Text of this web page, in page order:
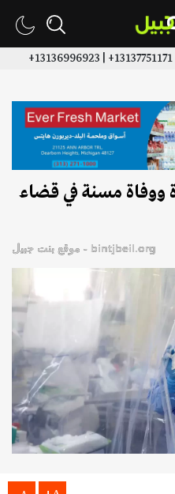
جديدة ووفاة مسنة في قضاء
bintjbeil.org - موقع بنت جبيل